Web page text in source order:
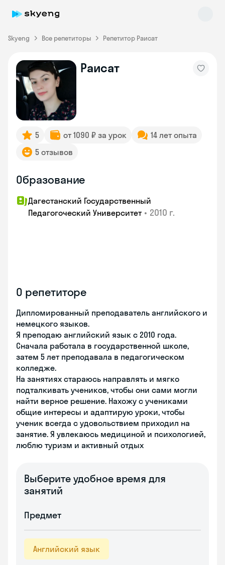
Skyeng Все репетиторы Репетитор Раисат
Раисат
5 от 1090 ₽ за урок
14 лет опыта
5 отзывов
Образование
Дагестанский Государственный
Педагогоческий Университет • 2010 г.
О репетиторе
Дипломированный преподаватель английского и
немецкого языков.
Я преподаю английский язык с 2010 года.
Сначала работала в государственной школе,
затем 5 лет преподавала в педагогическом
колледже.
На занятиях стараюсь направлять и мягко
подталкивать учеников, чтобы они сами могли
найти верное решение. Нахожу с учениками
общие интересы и адаптирую уроки, чтобы
ученик всегда с удовольствием приходил на
занятие. Я увлекаюсь медициной и психологией,
люблю туризм и активный отдых
Выберите удобное время для
занятий
Предмет
Английский язык
Skyeng Chat
online